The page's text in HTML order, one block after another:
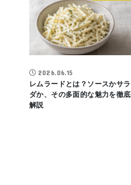
2026.06.15
レムラードとは？ソースかサラ
ダか、その多面的な魅力を徹底
解説